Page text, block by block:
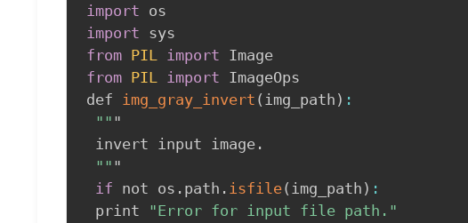
import
import
from PIL import
from PIL import ImageOps
def img_gray_invert ( img_path ) :
"" "
invert input image .
"" "
if not os . path . isfile( img_path ) :
print "Error for input file path."